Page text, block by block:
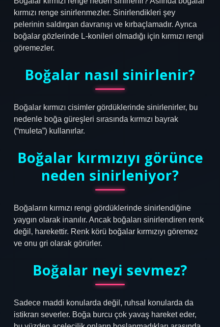
kırmızı renge sinirlenmezler. Sinirlendikleri şey
pelerinin saldırgan davranışı ve kırbaçlamadır. Ayrıca
boğalar gözlerinde L-konileri olmadığı için kırmızı rengi
göremezler.
Boğalar nasıl sinirlenir?
Boğalar kırmızı cisimler gördüklerinde sinirlenirler, bu
nedenle boğa güreşleri sırasında kırmızı bayrak
(“muleta”) kullanırlar.
Boğalar kırmızıyı görünce
neden sinirleniyor?
Boğaların kırmızı rengi gördüklerinde sinirlendiğine
yaygın olarak inanılır. Ancak boğaları sinirlendiren renk
değil, harekettir. Renk körü boğalar kırmızıyı göremez
ve onu gri olarak görürler.
Boğalar neyi sevmez?
Sadece maddi konularda değil, ruhsal konularda da
istikrarı severler. Boğa burcu çok yavaş hareket eder,